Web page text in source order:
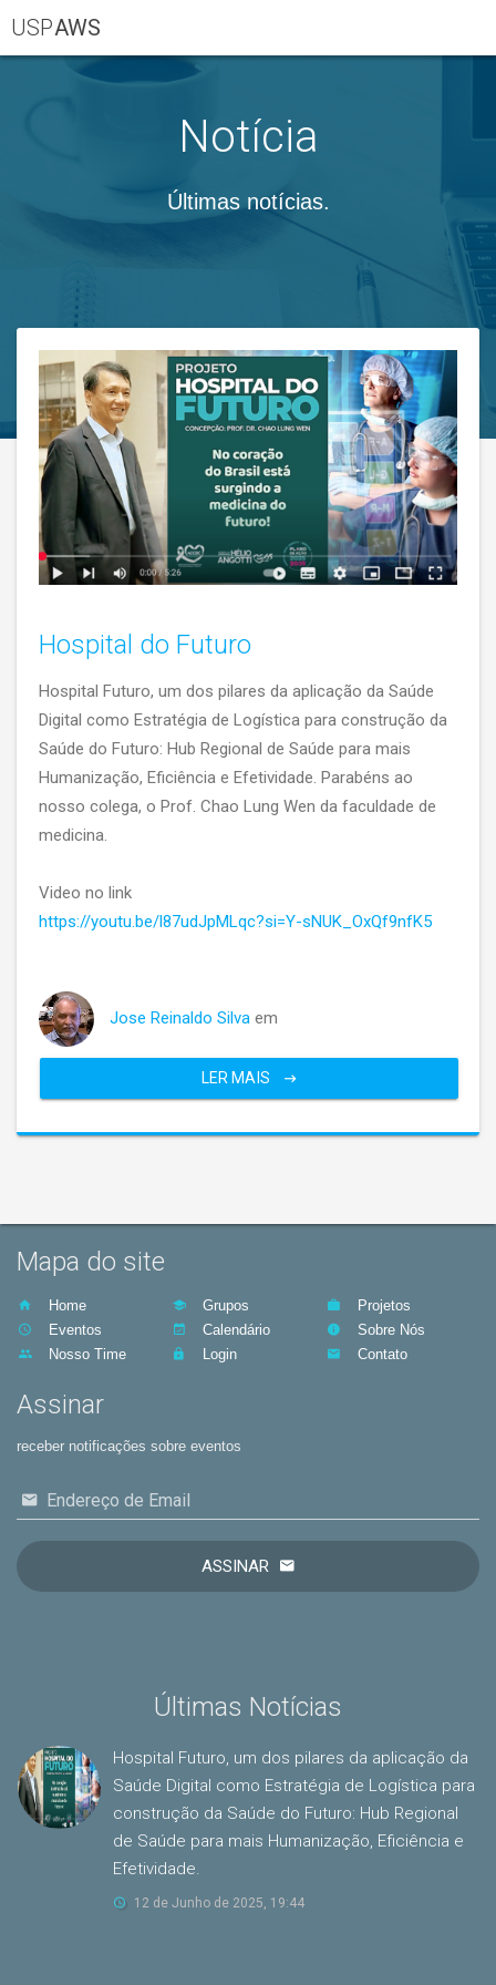
USPAWS
Notícia
Últimas notícias.
Hospital do Futuro
Hospital Futuro, um dos pilares da aplicação da Saúde
Digital como Estratégia de Logística para construção da
Saúde do Futuro: Hub Regional de Saúde para mais
Humanização, Eficiência e Efetividade. Parabéns ao
nosso colega, o Prof. Chao Lung Wen da faculdade de
medicina.
Video no link
https://youtu.be/l87udJpMLqc?si=Y-sNUK_OxQf9nfK5
Jose Reinaldo Silva em
LER MAIS
Mapa do site
Home Grupos
Projetos
Eventos
Calendário
Sobre Nós
Nosso Time
Login Contato
Assinar
receber notificações sobre eventos
Endereço de Email
ASSINAR
Últimas Notícias
Hospital Futuro, um dos pilares da aplicação da
Saúde Digital como Estratégia de Logística para
construção da Saúde do Futuro: Hub Regional
de Saúde para mais Humanização, Eficiência e
Efetividade.
12 de Junho de 2025, 19:44